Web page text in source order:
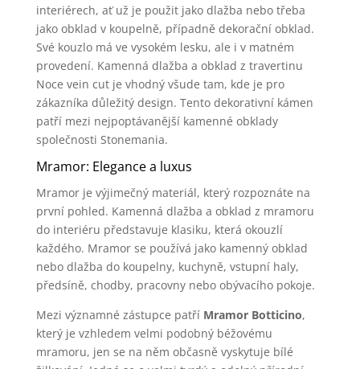
interiérech, ať už je použit jako dlažba nebo třeba
jako obklad v koupelně, případně dekorační obklad.
Své kouzlo má ve vysokém lesku, ale i v matném
provedení. Kamenná dlažba a obklad z travertinu
Noce vein cut je vhodný všude tam, kde je pro
zákazníka důležitý design. Tento dekorativní kámen
patří mezi nejpoptávanější kamenné obklady
společnosti Stonemania.
Mramor: Elegance a luxus
Mramor je výjimečný materiál, který rozpoznáte na
první pohled. Kamenná dlažba a obklad z mramoru
do interiéru představuje klasiku, která okouzlí
každého. Mramor se používá jako kamenný obklad
nebo dlažba do koupelny, kuchyně, vstupní haly,
předsíně, chodby, pracovny nebo obývacího pokoje.
Mezi významné zástupce patří Mramor Botticino,
který je vzhledem velmi podobný béžovému
mramoru, jen se na něm občasně vyskytuje bílé